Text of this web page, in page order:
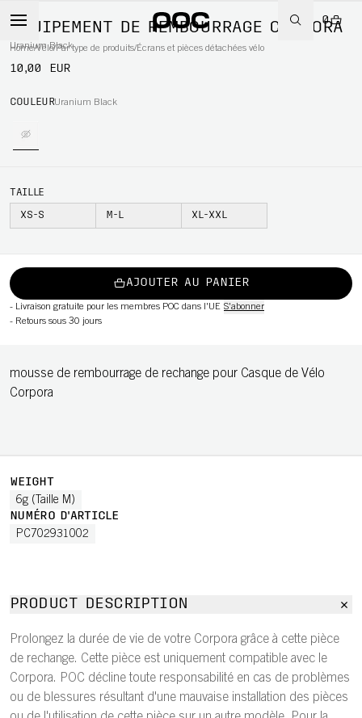
0
Home/Vélo/Par type de produits/Écrans et pièces détachées vélo
ÉQUIPEMENT DE REMBOURRAGE CORPORA
Uranium Black
10,00 EUR
COULEURUranium Black
TAILLE
XS-S M-L XL-XXL
AJOUTER AU PANIER
- Livraison gratuite pour les membres POC dans l'UE S'abonner
- Retours sous 30 jours
mousse de rembourrage de rechange pour Casque de Vélo
Corpora
WEIGHT
6g (Taille M)
NUMÉRO D'ARTICLE
PC702931002
PRODUCT DESCRIPTION
Prolongez la durée de vie de votre Corpora grâce à cette pièce
de rechange. Cette pièce est uniquement compatible avec le
Corpora. POC décline toute responsabilité en cas de problèmes
ou de blessures résultant d'une mauvaise installation des pièces